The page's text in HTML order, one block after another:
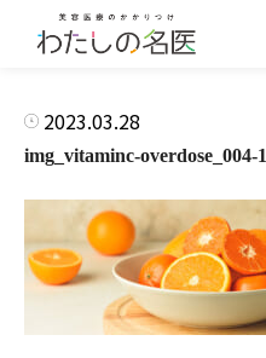
2023.03.28
img_vitaminc-overdose_004-1